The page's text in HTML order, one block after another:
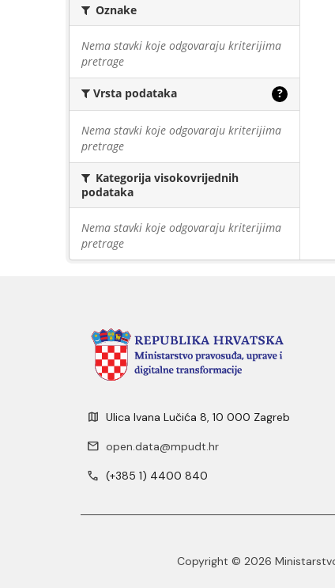
Oznake
Nema stavki koje odgovaraju kriterijima
pretrage
Vrsta podataka ?
Nema stavki koje odgovaraju kriterijima
pretrage
Kategorija visokovrijednih
podataka
Nema stavki koje odgovaraju kriterijima
pretrage